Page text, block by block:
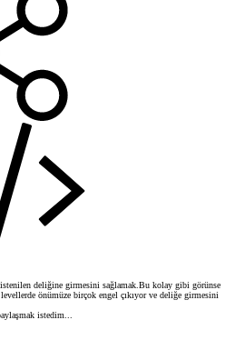
deliğine girmesini sağlamak.Bu kolay gibi görünse
önümüze birçok engel çıkıyor ve deliğe girmesini
istedim...